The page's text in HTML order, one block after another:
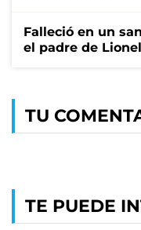
Falleció en un
el padre de
TU
TE PUEDE